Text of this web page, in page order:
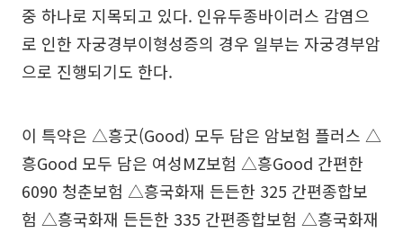
중 하나로 지목되고 있다. 인유두종바이러스 감염으
로 인한 자궁경부이형성증의 경우 일부는 자궁경부암
으로 진행되기도 한다.
이 특약은 △흥굿(Good) 모두 담은 암보험 플러스 △
흥Good 모두 담은 여성MZ보험 △흥Good 간편한
6090 청춘보험 △흥국화재 든든한 325 간편종합보
험 △흥국화재 든든한 335 간편종합보험 △흥국화재